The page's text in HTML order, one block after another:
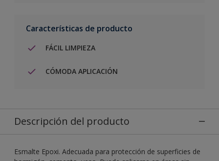
Características de producto
FÁCIL LIMPIEZA
CÓMODA APLICACIÓN
Descripción del producto
Esmalte Epoxi. Adecuada para protección de superficies de